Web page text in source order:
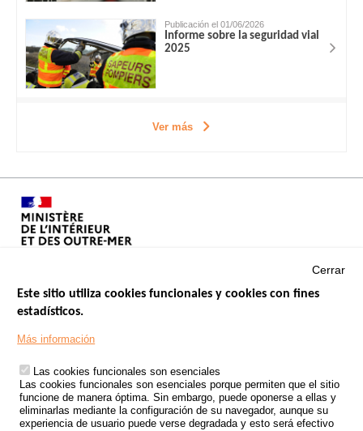
Publicación el 01/06/2026
Informe sobre la seguridad vial
2025
Ver más
Footer
TRATAMIENTO DE DATOS PERSONALES PROCEDENTES DE
ACCIDENTES DE TRÁFICO
ESTUDIOS
Cerrar
Este sitio utiliza cookies funcionales y cookies con fines
estadísticos.
Más información
Las cookies funcionales son esenciales
Las cookies funcionales son esenciales porque permiten que el sitio
funcione de manera óptima. Sin embargo, puede oponerse a ellas y
eliminarlas mediante la configuración de su navegador, aunque su
experiencia de usuario puede verse degradada y esto será efectivo